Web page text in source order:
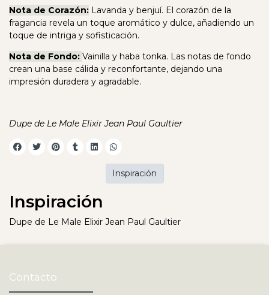
Nota de Corazón: Lavanda y benjuí. El corazón de la
fragancia revela un toque aromático y dulce, añadiendo un
toque de intriga y sofisticación.
Nota de Fondo: Vainilla y haba tonka. Las notas de fondo
crean una base cálida y reconfortante, dejando una
impresión duradera y agradable.
Dupe de Le Male Elixir Jean Paul Gaultier
Inspiración
Dupe de Le Male Elixir Jean Paul Gaultier
Inspiración
Contacto